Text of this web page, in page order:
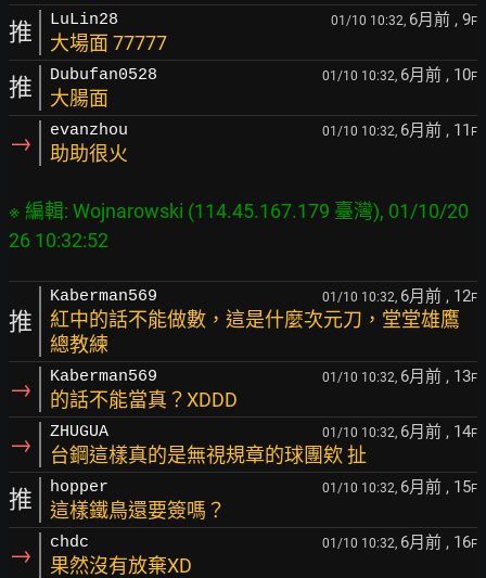
推 LuLin28 01/10 10:32, 6月前 , 9F
大場面 77777
推 Dubufan0528 01/10 10:32, 6月前 , 10F
大腸面
→ evanzhou 01/10 10:32, 6月前 , 11 F
助助很火
※ 編輯: Wojnarowski (114.45.167.179 臺灣), 01/10/20
推
Kaberman569 01/10 10:32, 6月前 , 12F
紅中的話不能做數，這是什麼次元刀，堂堂雄鷹
總教練
→ Kaberman569 01/10 10:32, 6月前 , 13F
的話不能當真？XDDD
→ ZHUGUA 01/10 10:32, 6月前 , 14F
台鋼這樣真的是無視規章的球團欸 扯
推 hopper 01/10 10:32, 6月前 , 15F
這樣鐵鳥還要簽嗎？
→ chdc 01/10 10:32, 6月前 , 16F
果然沒有放棄XD